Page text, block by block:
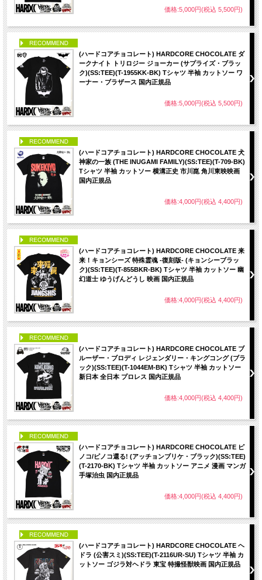
価格:5,000円(税込 5,500円)
(ハードコアチョコレート) HARDCORE CHOCOLATE ダ
ークナイト トリロジー ジョーカー (サプライズ・ブラッ
ク)(SS:TEE)(T-1955KK-BK) Tシャツ 半袖 カットソー ワ
ーナー・ブラザース 国内正規品
価格:5,000円(税込 5,500円)
(ハードコアチョコレート) HARDCORE CHOCOLATE 犬
神家の一族 (THE INUGAMI FAMILY)(SS:TEE)(T-709-BK)
Tシャツ 半袖 カットソー 横溝正史 市川崑 角川東映映画
国内正規品
価格:4,000円(税込 4,400円)
(ハードコアチョコレート) HARDCORE CHOCOLATE 来
来！キョンシーズ 特殊霊魂 -復刻版- (キョンシーブラッ
ク)(SS:TEE)(T-855BKR-BK) Tシャツ 半袖 カットソー 幽
幻道士 ゆうげんどうし 映画 国内正規品
価格:4,000円(税込 4,400円)
(ハードコアチョコレート) HARDCORE CHOCOLATE ブ
ルーザー・ブロディ レジェンダリー・キングコング (ブラ
ック)(SS:TEE)(T-1044EM-BK) Tシャツ 半袖 カットソー
新日本 全日本 プロレス 国内正規品
価格:4,000円(税込 4,400円)
(ハードコアチョコレート) HARDCORE CHOCOLATE ピ
ノコ/ピノコ還る! (アッチョンブリケ・ブラック)(SS:TEE)
(T-2170-BK) Tシャツ 半袖 カットソー アニメ 漫画 マンガ
手塚治虫 国内正規品
価格:4,000円(税込 4,400円)
(ハードコアチョコレート) HARDCORE CHOCOLATE ヘ
ドラ (公害スミ)(SS:TEE)(T-2116UR-SU) Tシャツ 半袖 カ
ットソー ゴジラ対ヘドラ 東宝 特撮怪獣映画 国内正規品